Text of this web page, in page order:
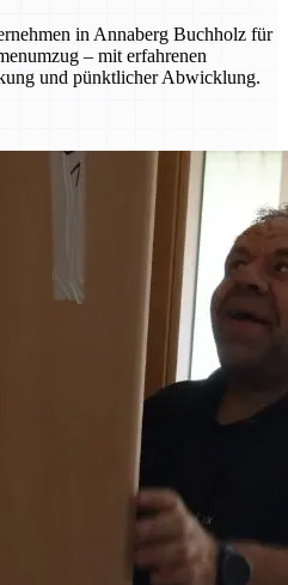
in Annaberg Buchholz für
– mit erfahrenen
und pünktlicher Abwicklung.